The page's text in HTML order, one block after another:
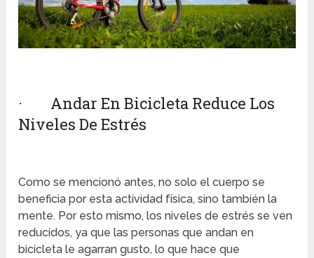
· Andar En Bicicleta Reduce Los
Niveles De Estrés
Como se mencionó antes, no solo el cuerpo se
beneficia por esta actividad física, sino también la
mente. Por esto mismo, los niveles de estrés se ven
reducidos, ya que las personas que andan en
bicicleta le agarran gusto, lo que hace que